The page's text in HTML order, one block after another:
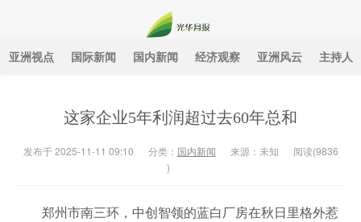
光华月报
亚洲视点 国际新闻 国内新闻 经济观察 亚洲风云 主持人
这家企业5年利润超过去60年总和
发布于 2025-11-11 09:10 分类： 国内新闻 来源：未知 阅读(9836
)
郑州市南三环，中创智领的蓝白厂房在秋日里格外惹